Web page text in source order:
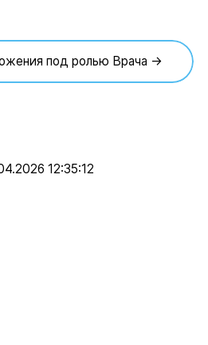
под ролью Врача →
12:35:12